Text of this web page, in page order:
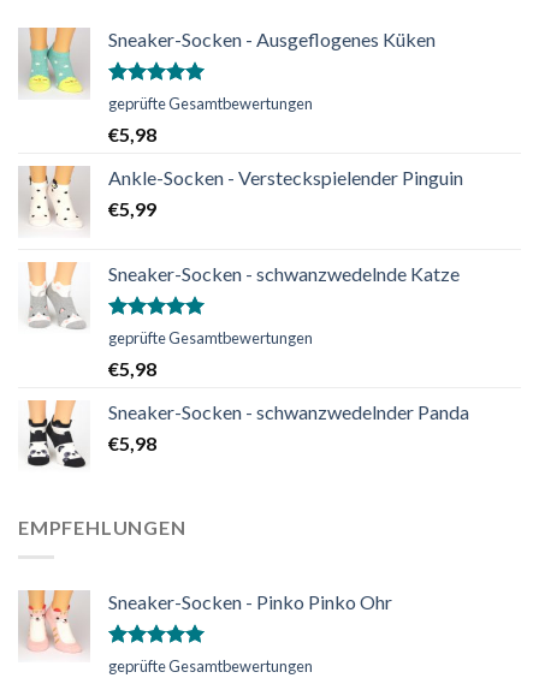
Sneaker-Socken - Ausgeflogenes Küken
Bewertet
von 5
geprüfte Gesamtbewertungen
€5,98
Ankle-Socken - Versteckspielender Pinguin
€5,99
Sneaker-Socken - schwanzwedelnde Katze
Bewertet
von 5
geprüfte Gesamtbewertungen
€5,98
Sneaker-Socken - schwanzwedelnder Panda
€5,98
EMPFEHLUNGEN
Sneaker-Socken - Pinko Pinko Ohr
Bewertet
geprüfte Gesamtbewertungen